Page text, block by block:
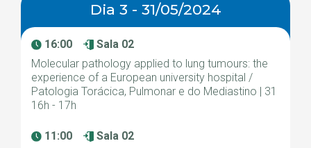
Dia 3 - 31/05/2024
16:00
Sala 02
Molecular pathology applied to lung tumours: the
experience of a European university hospital /
Patologia Torácica, Pulmonar e do Mediastino | 31
16h - 17h
11:00
Sala 02